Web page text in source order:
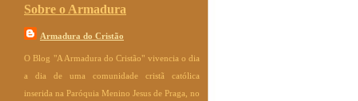
Sobre o Armadura
Armadura do Cristão
O Blog "A Armadura do Cristão" vivencia o dia
a dia de uma comunidade cristã católica
inserida na Paróquia Menino Jesus de Praga, no